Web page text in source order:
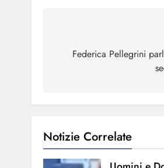
articoli
Federica Pellegrini
Notizie Correlate